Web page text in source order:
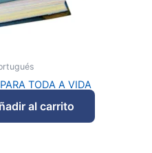
TODA A VIDA
al carrito